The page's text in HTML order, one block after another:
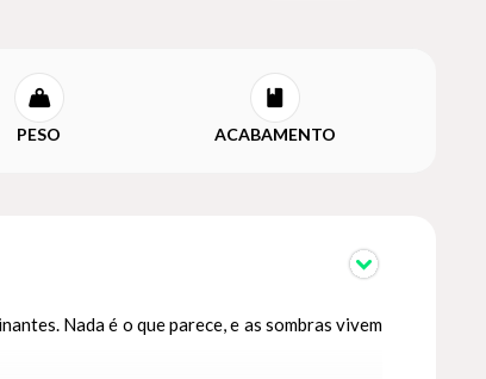
PESO ACABAMENTO
Nada é o que parece, e as sombras vivem